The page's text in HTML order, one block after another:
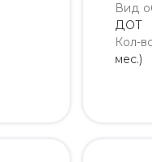
Вид
ДОТ
Кол-
мес.)